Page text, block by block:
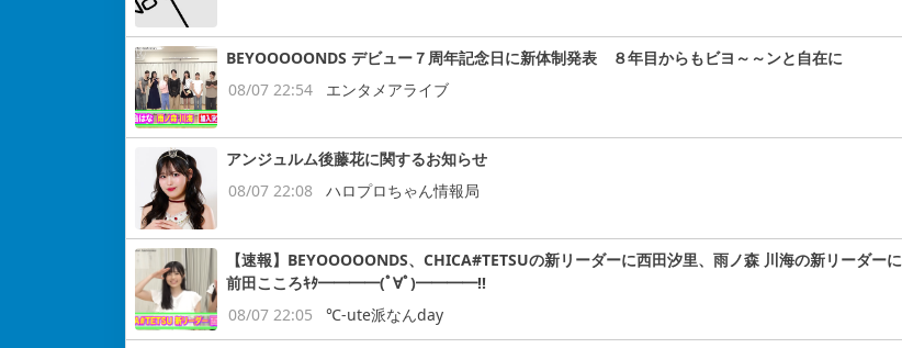
BEYOOOOONDS デビュー７周年記念日に新体制発表 ８年目からもビヨ～～ンと自在に
08/07 22:54
エンタメアライブ
アンジュルム後藤花に関するお知らせ
08/07 22:08
ハロプロちゃん情報局
【速報】BEYOOOOONDS、CHICA#TETSUの新リーダーに西田汐里、雨ノ森 川海の新リーダーに
前田こころｷﾀ━━━━(ﾟ∀ﾟ)━━━━!!
08/07 22:05
℃-ute派なんday